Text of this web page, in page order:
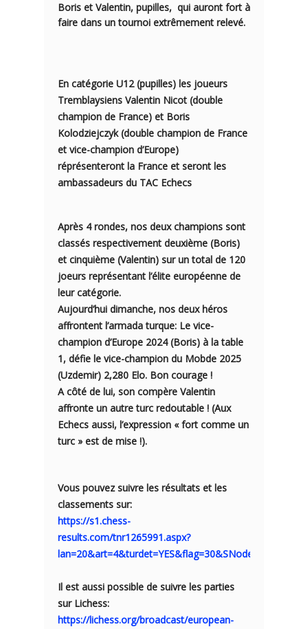
Boris et Valentin, pupilles, qui auront fort à
faire dans un tournoi extrêmement relevé.
En catégorie U12 (pupilles) les joueurs
Tremblaysiens Valentin Nicot (double
champion de France) et Boris
Kolodziejczyk(double champion de France
et vice-champion d’Europe)
réprésenteront la France et seront les
ambassadeurs du TAC Echecs
Après 4 rondes, nos deux champions sont
classés respectivement deuxième (Boris)
et cinquième (Valentin) sur un total de 120
joeurs représentant l’élite européenne de
leur catégorie.
Aujourd’hui dimanche, nos deux héros
affrontent l’armada turque: Le vice-
champion d’Europe 2024 (Boris) à la table
1, défie le vice-champion du Mobde 2025
(Uzdemir) 2,280 Elo. Bon courage !
A côté de lui, son compère Valentin
affronte un autre turc redoutable ! (Aux
Echecs aussi, l’expression « fort comme un
turc » est de mise !).
Vous pouvez suivre les résultats et les
classements sur:
https://s1.chess-
results.com/tnr1265991.aspx?
lan=20&art=4&turdet=YES&flag=30&SNode=S0
Il est aussi possible de suivre les parties
sur Lichess:
https://lichess.org/broadcast/european-